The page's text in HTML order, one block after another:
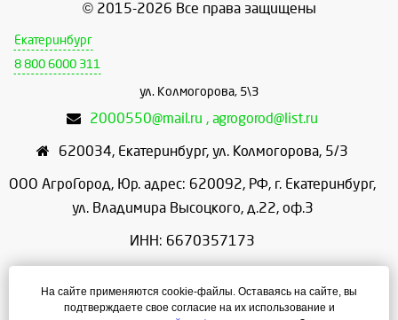
© 2015-2026 Все права защищены
Екатеринбург
8 800 6000 311
ул. Колмогорова, 5\3
2000550@mail.ru , agrogorod@list.ru
620034, Екатеринбург, ул. Колмогорова, 5/3
ООО АгроГород, Юр. адрес: 620092, РФ, г. Екатеринбург,
ул. Владимира Высоцкого, д.22, оф.3
ИНН: 6670357173
ОГРН: 1156658086166
На сайте применяются cookie-файлы. Оставаясь на сайте, вы
подтверждаете свое согласие на их использование и